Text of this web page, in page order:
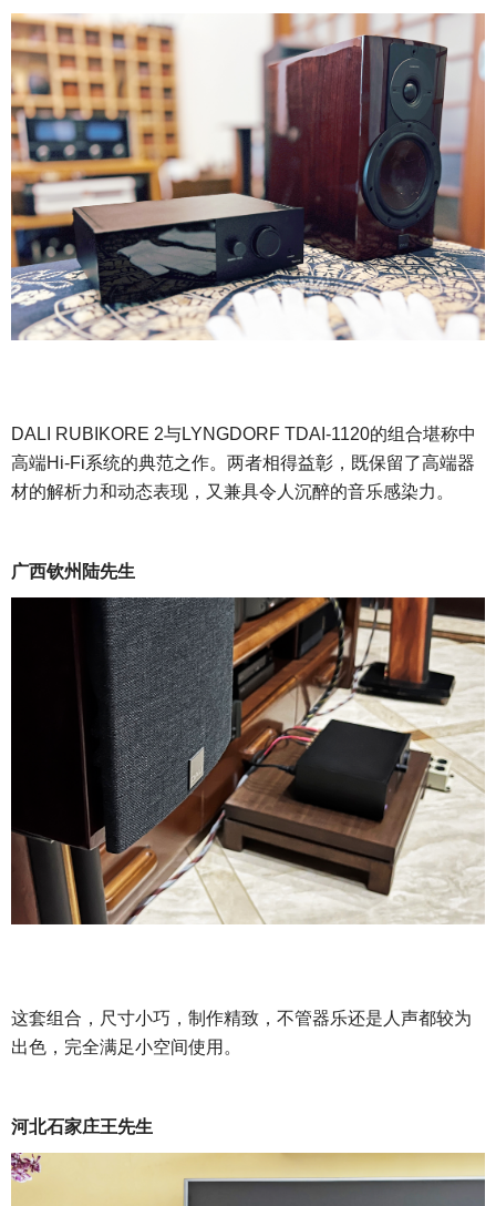
DALI RUBIKORE 2与LYNGDORF TDAI-1120的组合堪称中
高端Hi-Fi系统的典范之作。两者相得益彰，既保留了高端器
材的解析力和动态表现，又兼具令人沉醉的音乐感染力。
广西钦州陆先生
这套组合，尺寸小巧，制作精致，不管器乐还是人声都较为
出色，完全满足小空间使用。
河北石家庄王先生